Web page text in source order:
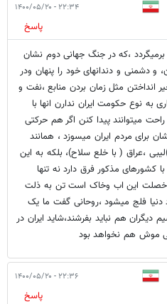
۲۲:۳۴ - ۱۴۰۰/۰۵/۲۰
پاسخ
،که در جنگ جهانی دوم نشان
و دشمنی و دندانهای خود را پنهان ودر
انداختن مثل زمان بردن منابع ،نفت و
به نوع حکومت ایران ندارن انها با
میتوانند پیدا کنن اگر هم حرکتی
برای مردم ایران میسوزد ، همانند
،عراق ( با خلع سلاح)، بلکه به این
مذکور فرق دارد نه تنها
خصلت این اب وخاک است تن به ذلت
دنیا فلج میشود ،روحانی گفت ما یک
دیگران هم نباید بفرشند،شاید ایران در
موش هم نخواهد بود
۲۲:۳۶ - ۱۴۰۰/۰۵/۲۰
پاسخ